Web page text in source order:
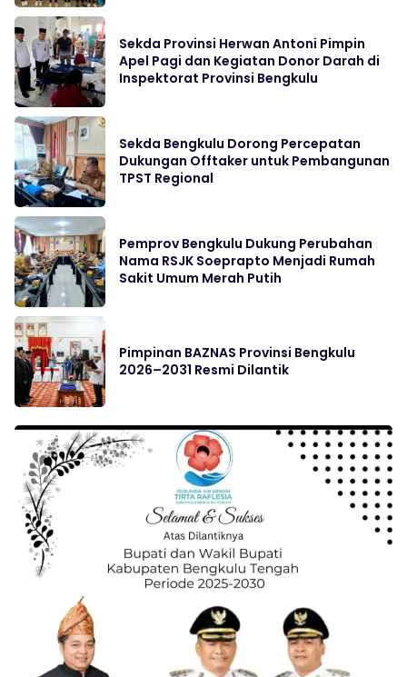
Sekda Provinsi Herwan Antoni Pimpin
Apel Pagi dan Kegiatan Donor Darah di
Inspektorat Provinsi Bengkulu
Sekda Bengkulu Dorong Percepatan
Dukungan Offtaker untuk Pembangunan
TPST Regional
Pemprov Bengkulu Dukung Perubahan
Nama RSJK Soeprapto Menjadi Rumah
Sakit Umum Merah Putih
Pimpinan BAZNAS Provinsi Bengkulu
2026–2031 Resmi Dilantik